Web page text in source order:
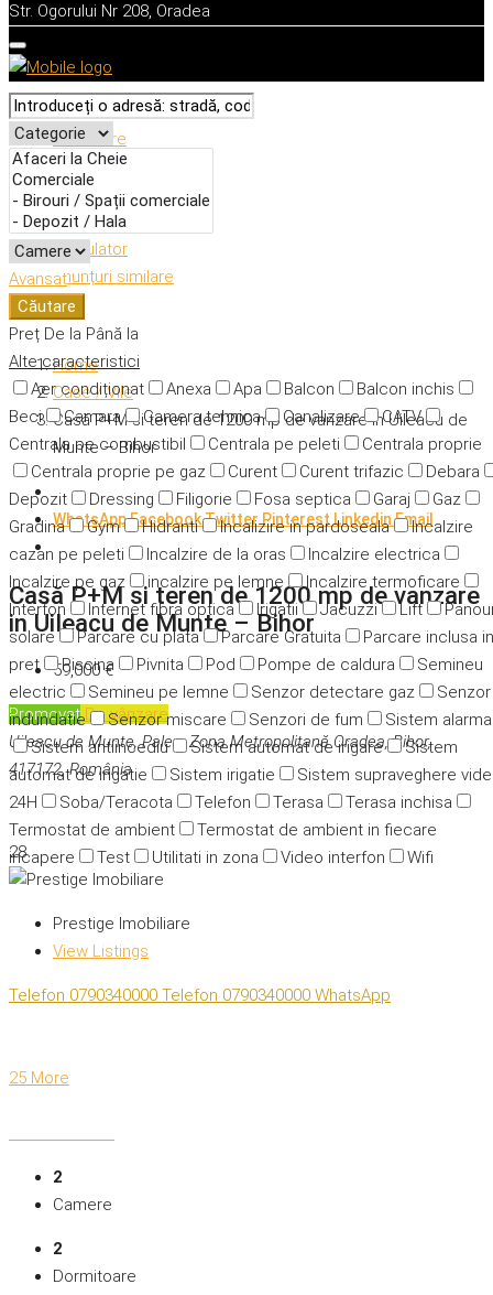
Str. Ogorului Nr 208, Oradea
Avansat
Căutare
Preț De la Până la
Alte caracteristici
Aer condiționat
Anexa Apa Balcon
Balcon inchis
Beci
Camara Camera tehnica Canalizare
CATV
Centrala pe combustibil
Centrala pe peleti
Centrala proprie
Centrala proprie pe gaz
Curent Curent trifazic
Debara
Depozit
Dressing Filigorie Fosa septica Garaj
Gaz
Gradina
Gym Hidranti Incalizire in pardoseala
Incalzire
cazan pe peleti
Incalzire de la oras
Incalzire electrica
Incalzire pe gaz
incalzire pe lemne
Incalzire termoficare
Interfon
Internet fibra optica Irigatii Jacuzzi Lift
solare
Parcare cu plata Parcare Gratuita
Parcare inclusa in
pret
Piscina Pivnita Pod Pompe de caldura
Semineu
electric
Semineu pe lemne Senzor detectare gaz
Senzor
indundatie
Senzor miscare Senzori de fum
Sistem alarma
Sistem antiincediu
Sistem automat de irigare
Sistem
automat de irigatie
Sistem irigatie
Sistem supraveghere
24H
Soba/Teracota Telefon Terasa
Terasa inchisa
Termostat de ambient
Termostat de ambient in fiecare
incapere
Test Utilitati in zona Video interfon Wifi
Descriere
Caracteristici
Adresă
Detalii
Calculator
Anunțuri similare
Home
Case / Vile
Casă P+M si teren de 1200 mp de vanzare in Uileacu de
Munte – Bihor
WhatsAppFacebookTwitter Pinterest LinkedinEmail
Casă P+M si teren de 1200 mp de vanzare
in Uileacu de Munte – Bihor
59,000 €
PromovatDe vânzare
Uileacu de Munte, Paleu, Zona Metropolitană Oradea, Bihor,
417172, România
28
Prestige Imobiliare
View Listings
Telefon 0790340000 Telefon 0790340000 WhatsApp
25 More
2
Camere
2
Dormitoare